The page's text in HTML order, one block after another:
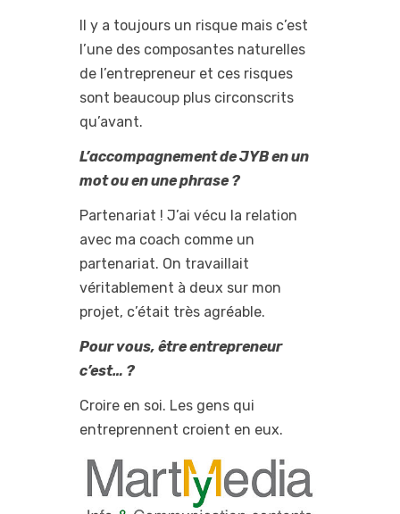
Il y a toujours un risque mais c’est
l’une des composantes naturelles
de l’entrepreneur et ces risques
sont beaucoup plus circonscrits
qu’avant.
L’accompagnement de JYB en un
mot ou en une phrase ?
Partenariat ! J’ai vécu la relation
avec ma coach comme un
partenariat. On travaillait
véritablement à deux sur mon
projet, c’était très agréable.
Pour vous, être entrepreneur
c’est… ?
Croire en soi. Les gens qui
entreprennent croient en eux.